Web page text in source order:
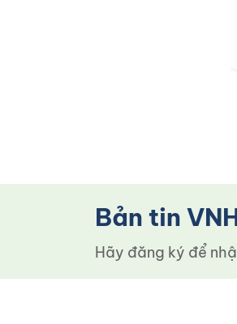
Bản tin
Hãy đăng ký để